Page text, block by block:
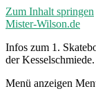
Zum Inhalt springen
Mister-Wilson.de
Infos zum 1.
der Kesselschmiede.
Menü anzeigen